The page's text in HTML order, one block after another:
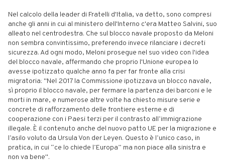
Nel calcolo della leader di Fratelli d'Italia, va detto, sono compresi
anche gli anni in cui al ministero dell'Interno c'era Matteo Salvini, suo
alleato nel centrodestra. Che sul blocco navale proposto da Meloni
non sembra convintissimo, preferendo invece rilanciare i decreti
sicurezza. Ad ogni modo, Meloni prosegue nel suo video con l'idea
del blocco navale, affermando che proprio l'Unione europea lo
avesse ipotizzato qualche anno fa per far fronte alla crisi
migratoria: "Nel 2017 la Commissione ipotizzava un blocco navale,
sì proprio il blocco navale, per fermare la partenza dei barconi e le
morti in mare, e numerose altre volte ha chiesto misure serie e
concrete di rafforzamento delle frontiere esterne e di
cooperazione con i Paesi terzi per il contrasto all’immigrazione
illegale. È il contenuto anche del nuovo patto UE per la migrazione e
l’asilo voluto da Ursula Von der Leyen. Questo è l’unico caso, in
pratica, in cui “ce lo chiede l’Europa” ma non piace alla sinistra e
non va bene".